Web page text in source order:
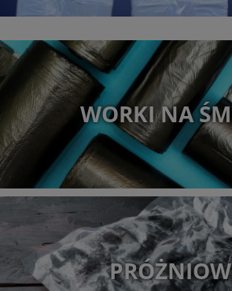
WORKI NA